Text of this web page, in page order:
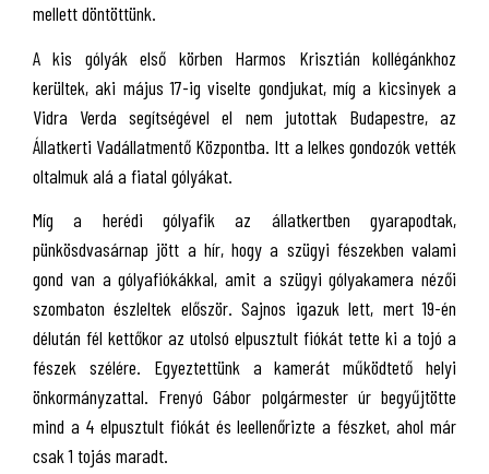
mellett döntöttünk.
A kis gólyák első körben Harmos Krisztián kollégánkhoz
kerültek, aki május 17-ig viselte gondjukat, míg a kicsinyek a
Vidra Verda segítségével el nem jutottak Budapestre, az
Állatkerti Vadállatmentő Központba. Itt a lelkes gondozók vették
oltalmuk alá a fiatal gólyákat.
Míg a herédi gólyafik az állatkertben gyarapodtak,
pünkösdvasárnap jött a hír, hogy a szügyi fészekben valami
gond van a gólyafiókákkal, amit a szügyi gólyakamera nézői
szombaton észleltek először. Sajnos igazuk lett, mert 19-én
délután fél kettőkor az utolsó elpusztult fiókát tette ki a tojó a
fészek szélére. Egyeztettünk a kamerát működtető helyi
önkormányzattal. Frenyó Gábor polgármester úr begyűjtötte
mind a 4 elpusztult fiókát és leellenőrizte a fészket, ahol már
csak 1 tojás maradt.